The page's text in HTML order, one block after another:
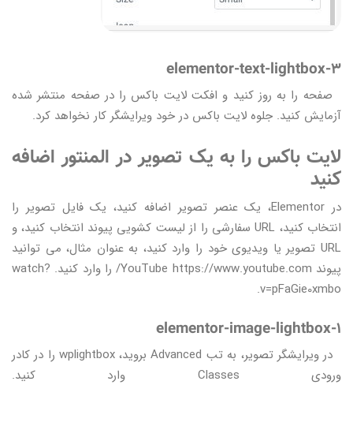
elementor-text-lightbox-3
صفحه را به روز کنید و افکت لایت باکس را در صفحه منتشر شده
آزمایش کنید. جلوه لایت باکس در خود ویرایشگر کار نخواهد کرد.
لایت باکس را به یک تصویر در المنتور اضافه
کنید
در Elementor، یک عنصر تصویر اضافه کنید، یک فایل تصویر را
انتخاب کنید، URL سفارشی را از لیست کشویی پیوند انتخاب کنید، و
URL تصویر یا ویدیوی خود را وارد کنید، به عنوان مثال، می توانید
پیوند YouTube https://www.youtube.com/ را وارد کنید. watch?
v=pFaGie0xmbo.
elementor-image-lightbox-1
در ویرایشگر تصویر، به تب Advanced بروید، wplightbox را در کادر
ورودی Classes وارد کنید.